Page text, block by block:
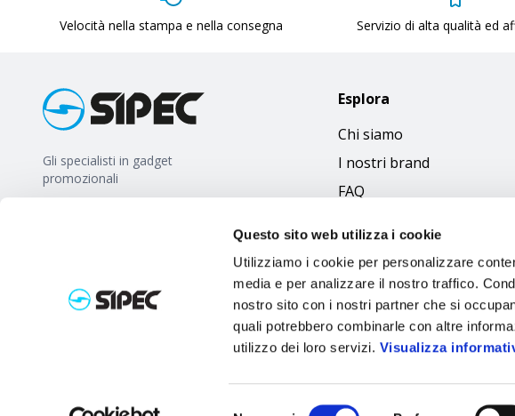
Questo sito web utilizza i cookie
Utilizziamo i cookie per personalizzare
media e per analizzare il nostro traffico.
nostro sito con i nostri partner che si
quali potrebbero combinarle con altre
utilizzo dei loro servizi. Visualizza
Velocità nella stampa e nella consegna Servizio di alta qualità ed
Gli specialisti in gadget
promozionali
Esplora
Chi siamo
I nostri brand
FAQ